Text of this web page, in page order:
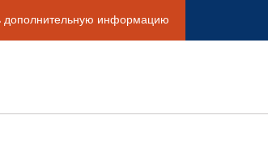
дополнительную информацию